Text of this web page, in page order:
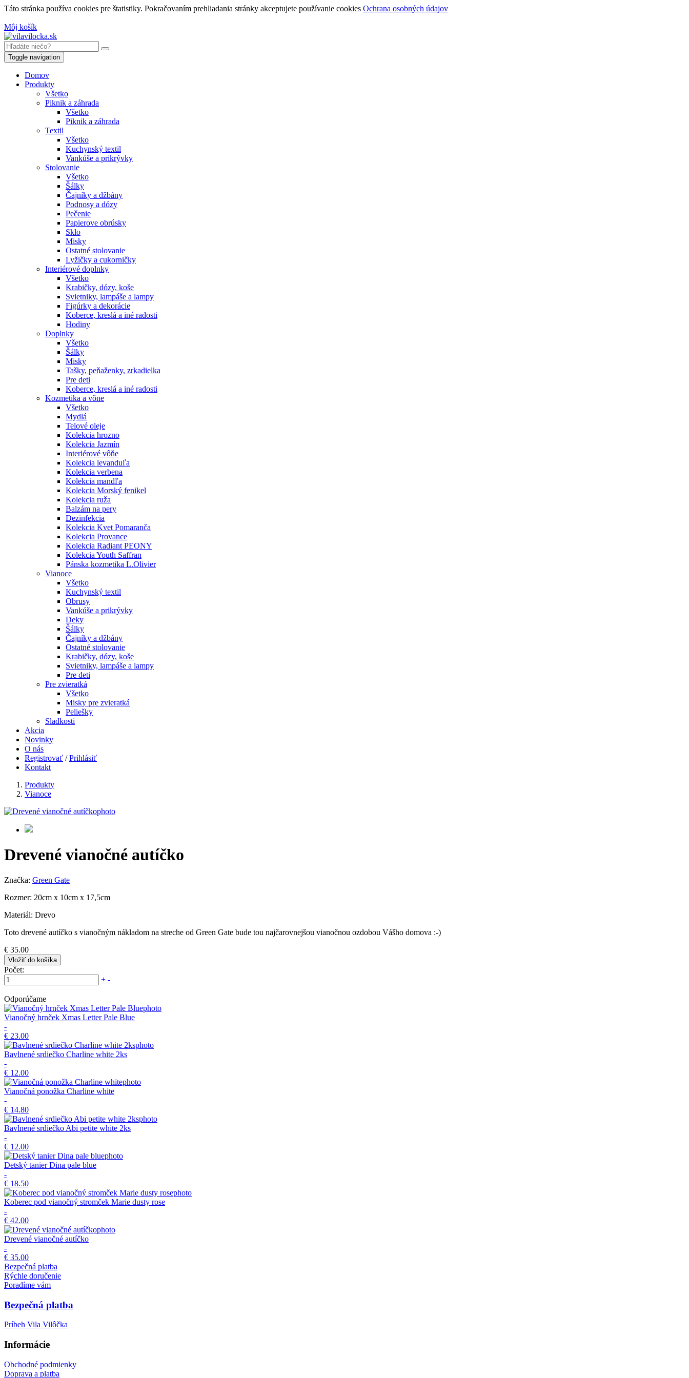
Táto stránka používa cookies pre štatistiky. Pokračovaním prehliadania stránky akceptujete používanie cookies Ochrana osobných údajov
Môj košík
Toggle navigation
Domov
Produkty
Všetko
Piknik a záhrada
Všetko
Piknik a záhrada
Textil
Všetko
Kuchynský textil
Vankúše a prikrývky
Stolovanie
Všetko
Šálky
Čajníky a džbány
Podnosy a dózy
Pečenie
Papierove obrúsky
Sklo
Misky
Ostatné stolovanie
Lyžičky a cukorničky
Interiérové doplnky
Všetko
Krabičky, dózy, koše
Svietniky, lampáše a lampy
Figúrky a dekorácie
Koberce, kreslá a iné radosti
Hodiny
Doplnky
Všetko
Šálky
Misky
Tašky, peňaženky, zrkadielka
Pre deti
Koberce, kreslá a iné radosti
Kozmetika a vône
Všetko
Mydlá
Telové oleje
Kolekcia hrozno
Kolekcia Jazmín
Interiérové vôňe
Kolekcia levanduľa
Kolekcia verbena
Kolekcia mandľa
Kolekcia Morský fenikel
Kolekcia ruža
Balzám na pery
Dezinfekcia
Kolekcia Kvet Pomaranča
Kolekcia Provance
Kolekcia Radiant PEONY
Kolekcia Youth Saffran
Pánska kozmetika L.Olivier
Vianoce
Všetko
Kuchynský textil
Obrusy
Vankúše a prikrývky
Deky
Šálky
Čajníky a džbány
Ostatné stolovanie
Krabičky, dózy, koše
Svietniky, lampáše a lampy
Pre deti
Pre zvieratká
Všetko
Misky pre zvieratká
Peliešky
Sladkosti
Akcia
Novinky
O nás
Registrovať / Prihlásiť
Kontakt
Produkty
Vianoce
Drevené vianočné autíčko
Značka: Green Gate
Rozmer: 20cm x 10cm x 17,5cm
Materiál: Drevo
Toto drevené autíčko s vianočným nákladom na streche od Green Gate bude tou najčarovnejšou vianočnou ozdobou Vášho domova :-)
€ 35.00
Vložiť do košíka
Počet:
+ -
Odporúčame
Vianočný hrnček Xmas Letter Pale Blue
-
€ 23.00
Bavlnené srdiečko Charline white 2ks
-
€ 12.00
Vianočná ponožka Charline white
-
€ 14.80
Bavlnené srdiečko Abi petite white 2ks
-
€ 12.00
Detský tanier Dina pale blue
-
€ 18.50
Koberec pod vianočný stromček Marie dusty rose
-
€ 42.00
Drevené vianočné autíčko
-
€ 35.00
Bezpečná platba
Rýchle doručenie
Poradíme vám
Bezpečná platba
Príbeh Vila Vilôčka
Informácie
Obchodné podmienky
Doprava a platba